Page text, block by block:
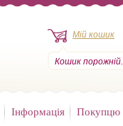
Мій кошик
Кошик порожній.
Інформація Покупцю